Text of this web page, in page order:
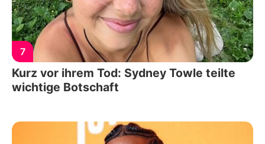
7
Kurz vor ihrem Tod: Sydney Towle teilte
wichtige Botschaft